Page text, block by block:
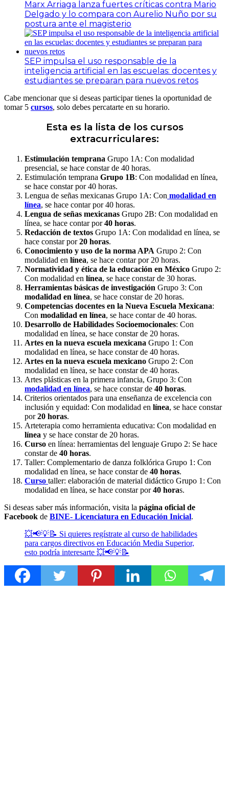
Marx Arriaga lanza fuertes críticas contra Mario
Delgado y lo compara con Aurelio Nuño por su
postura ante el magisterio
SEP impulsa el uso responsable de la
inteligencia artificial en las escuelas: docentes y
estudiantes se preparan para nuevos retos
Cabe mencionar que si deseas participar tienes la oportunidad de
tomar 5 cursos, solo debes percatarte en su horario.
Esta es la lista de los cursos
extracurriculares:
Estimulación temprana Grupo 1A: Con modalidad
presencial, se hace constar de 40 horas.
Estimulación temprana Grupo 1B: Con modalidad en línea,
se hace constar por 40 horas.
Lengua de señas mexicanas Grupo 1A: Con modalidad en
línea, se hace contar por 40 horas.
Lengua de señas mexicanas Grupo 2B: Con modalidad en
línea, se hace contar por40 horas.
Redacción de textos Grupo 1A: Con modalidad en línea, se
hace constar por20 horas.
Conocimiento y uso de la norma APA Grupo 2: Con
modalidad en línea, se hace contar por 20 horas.
Normatividad y ética de la educación en México Grupo 2:
Con modalidad en línea, se hace constar de 30 horas.
Herramientas básicas de investigación Grupo 3: Con
modalidad en línea, se hace constar de 20 horas.
Competencias docentes en la Nueva Escuela Mexicana:
Con modalidad en línea, se hace contar de 40 horas.
Desarrollo de Habilidades Socioemocionales: Con
modalidad en línea, se hace constar de 20 horas.
Artes en la nueva escuela mexicana Grupo 1: Con
modalidad en línea, se hace constar de 40 horas.
Artes en la nueva escuela mexicano Grupo 2: Con
modalidad en línea, se hace constar de 40 horas.
Artes plásticas en la primera infancia, Grupo 3: Con
modalidad en línea, se hace constar de 40 horas.
Criterios orientados para una enseñanza de excelencia con
inclusión y equidad: Con modalidad en línea, se hace constar
por20 horas.
Arteterapia como herramienta educativa: Con modalidad en
línea y se hace constar de 20 horas.
Curso en línea: herramientas del lenguaje Grupo 2: Se hace
constar de 40 horas.
Taller: Complementario de danza folklórica Grupo 1: Con
modalidad en línea, se hace constar de 40 horas.
Curso taller: elaboración de material didáctico Grupo 1: Con
modalidad en línea, se hace constar por40 horas.
Si deseas saber más información, visita la página oficial de
Facebook de BINE- Licenciatura en Educación Inicial.
💥📢💡📝 Si quieres regístrate al curso de habilidades
para cargos directivos en Educación Media Superior,
esto podría interesarte 💥📢💡📝